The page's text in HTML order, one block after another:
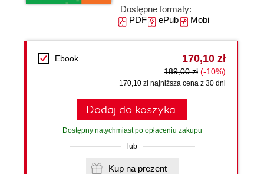
Dostępne formaty:
PDFePubMobi
Ebook 170,10 zł
189,00 zł (-10%)
170,10 zł najniższa cena z 30 dni
Dodaj do koszyka
Dostępny natychmiast po opłaceniu zakupu
lub
Kup na prezent